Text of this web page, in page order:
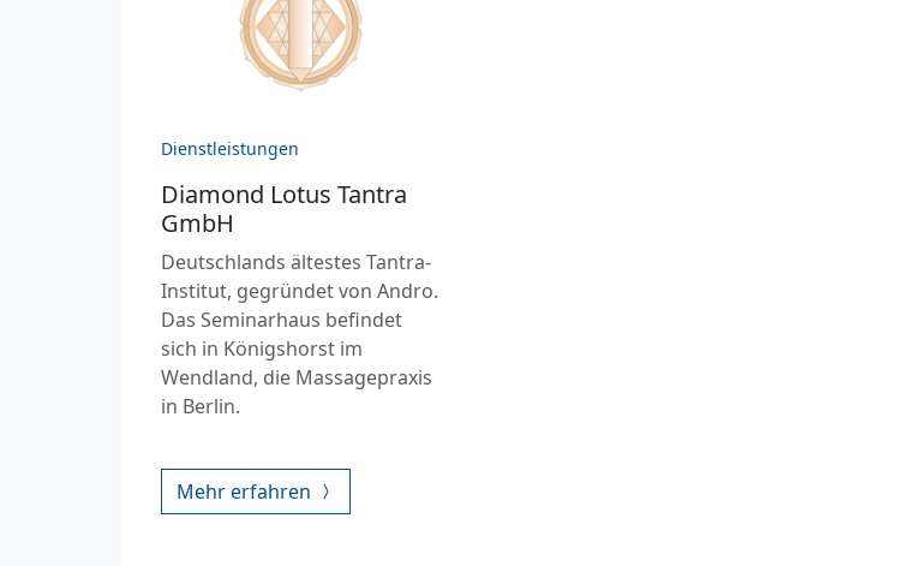
Dienstleistungen
Diamond Lotus Tantra
GmbH
Deutschlands ältestes Tantra-
Institut, gegründet von Andro.
Das Seminarhaus befindet
sich in Königshorst im
Wendland, die Massagepraxis
in Berlin.
Mehr erfahren